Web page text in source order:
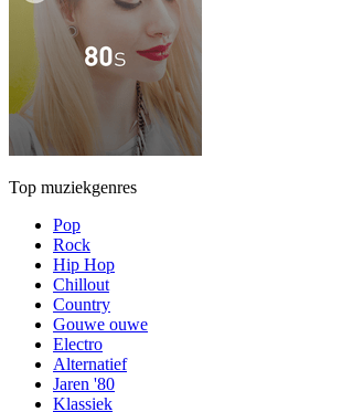
Top muziekgenres
Pop
Rock
Hip Hop
Chillout
Country
Gouwe ouwe
Electro
Alternatief
Jaren '80
Klassiek